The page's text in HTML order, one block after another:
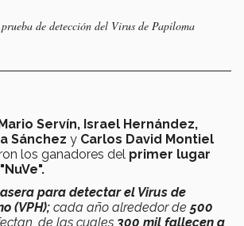
de detección del Virus de Papiloma
Servín, Israel Hernández,
Sánchez y Carlos David Montiel
los ganadores del primer lugar
"NuVe".
para detectar el Virus de
(VPH); cada año alrededor de 500
de las cuales 300 mil fallecen a